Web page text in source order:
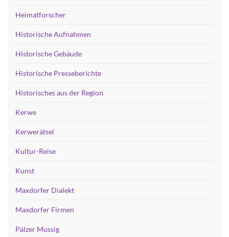
Heimatforscher
Historische Aufnahmen
Historische Gebäude
Historische Presseberichte
Historisches aus der Region
Kerwe
Kerwerätsel
Kultur-Reise
Kunst
Maxdorfer Dialekt
Maxdorfer Firmen
Pälzer Mussig